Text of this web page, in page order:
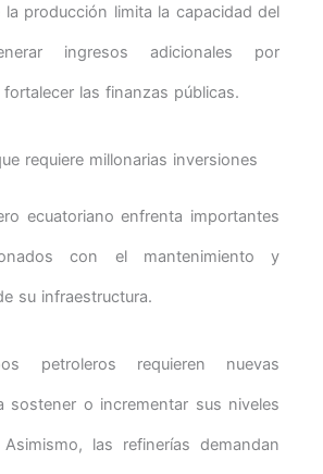
la producción limita la capacidad del
ingresos adicionales por
las finanzas públicas.
requiere millonarias inversiones
ecuatoriano enfrenta importantes
con el mantenimiento y
su infraestructura.
petroleros requieren nuevas
sostener o incrementar sus niveles
las refinerías demandan